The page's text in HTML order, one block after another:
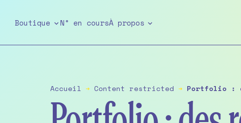
Boutique N° en coursÀ propos
Accueil ➔ Content restricted ➔ Portfolio :